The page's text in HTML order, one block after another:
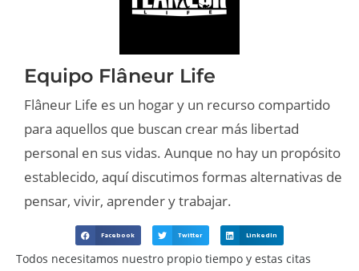
Equipo Flâneur Life
Flâneur Life es un hogar y un recurso compartido
para aquellos que buscan crear más libertad
personal en sus vidas. Aunque no hay un propósito
establecido, aquí discutimos formas alternativas de
pensar, vivir, aprender y trabajar.
Facebook Twitter LinkedIn
Todos necesitamos nuestro propio tiempo y estas citas